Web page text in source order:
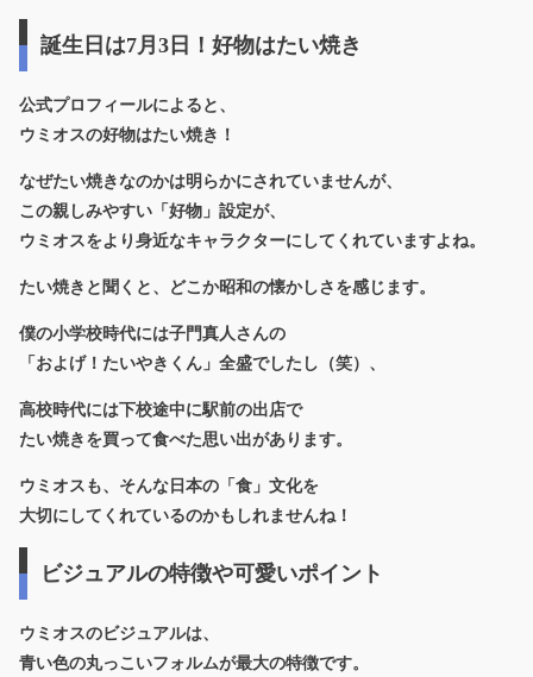
誕生日は7月3日！好物はたい焼き
公式プロフィールによると、
ウミオスの好物はたい焼き ！
なぜたい焼きなのかは明らかにされていませんが、
この親しみやすい「好物」設定が、
ウミオスをより身近なキャラクターにしてくれていますよね。
たい焼きと聞くと、どこか昭和の懐かしさを感じます。
僕の小学校時代には子門真人さんの
「およげ！たいやきくん」全盛でしたし（笑）、
高校時代には下校途中に駅前の出店で
たい焼きを買って食べた思い出があります。
ウミオスも、そんな日本の「食」文化を
大切にしてくれているのかもしれませんね！
ビジュアルの特徴や可愛いポイント
ウミオスのビジュアルは、
青い色の丸っこいフォルムが最大の特徴です。